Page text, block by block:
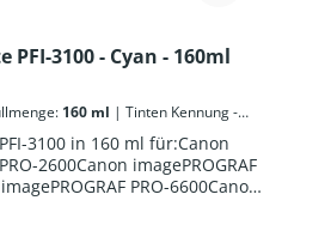
PFI-3100 - Cyan - 160ml
160 ml |
3100 in 160 ml für:Canon
2600Canon imagePROGRAF
PRO-6600Canon